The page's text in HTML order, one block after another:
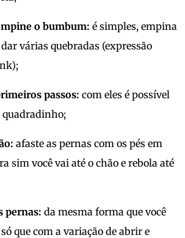
o bumbum: é simples, empina
várias quebradas (expressão
passos: com eles é possível
quadradinho;
afaste as pernas com os pés em
sim você vai até o chão e rebola até
pernas: da mesma forma que você
que com a variação de abrir e